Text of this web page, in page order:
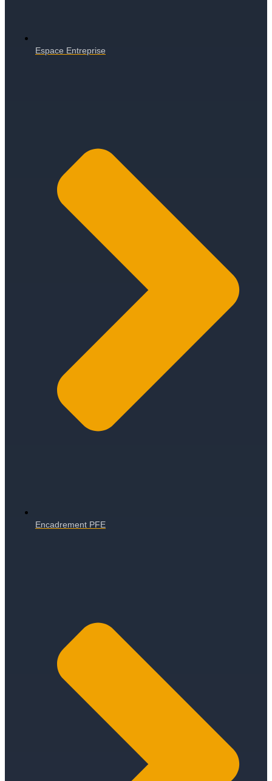
Espace Entreprise
Encadrement PFE